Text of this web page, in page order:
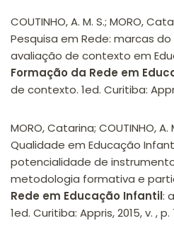
COUTINHO, A. M. S.; MORO,
Pesquisa em Rede: marcas
avaliação de contexto em
Formação da Rede em
de contexto. 1ed. Curitiba:
MORO, Catarina; COUTINHO, A.
Qualidade em Educação
potencialidade de
metodologia formativa e
Rede em Educação Infantil:
1ed. Curitiba: Appris, 2015, v. , p.